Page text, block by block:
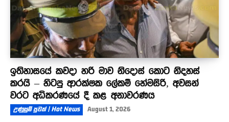
ඉතිහාසයේ කවදා හරි මාව නිදොස් කොට නිදහස්
කරයි – හිටපු ආරක්ෂක ලේකම් හේමසිරි, අවසන්
වරට අධිකරණයේ දී කළ අනාවරණය
උණුසුම් පුවත් | Hot News August 1, 2026